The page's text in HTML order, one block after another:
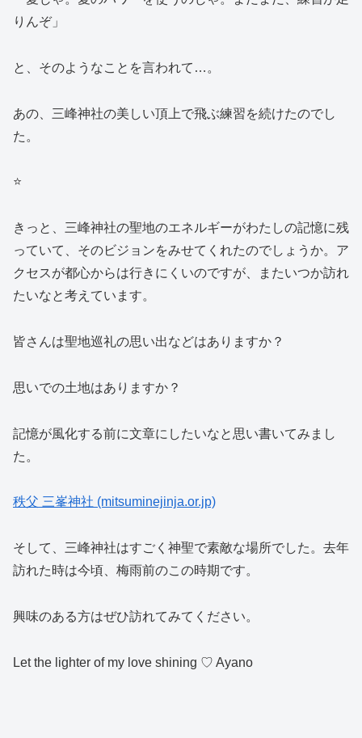
りんぞ」
と、そのようなことを言われて…。
あの、三峰神社の美しい頂上で飛ぶ練習を続けたのでし
た。
⭐
きっと、三峰神社の聖地のエネルギーがわたしの記憶に残
っていて、そのビジョンをみせてくれたのでしょうか。ア
クセスが都心からは行きにくいのですが、またいつか訪れ
たいなと考えています。
皆さんは聖地巡礼の思い出などはありますか？
思いでの土地はありますか？
記憶が風化する前に文章にしたいなと思い書いてみまし
た。
秩父 三峯神社 (mitsuminejinja.or.jp)
そして、三峰神社はすごく神聖で素敵な場所でした。去年
訪れた時は今頃、梅雨前のこの時期です。
興味のある方はぜひ訪れてみてください。
Let the lighter of my love shining ♡ Ayano